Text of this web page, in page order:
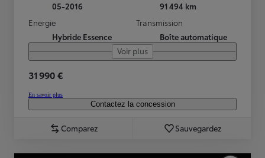
05-2016
91 494 km
Energie
Hybride Essence
Transmission
Boîte automatique
Voir plus
31 990 €
En savoir plus
Contactez la concession
Comparez Sauvegardez